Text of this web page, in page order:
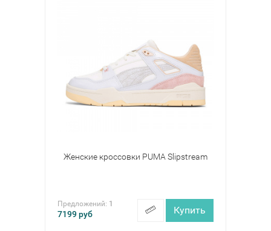
Женские кроссовки PUMA Slipstream
Предложений: 1
7199руб Купить